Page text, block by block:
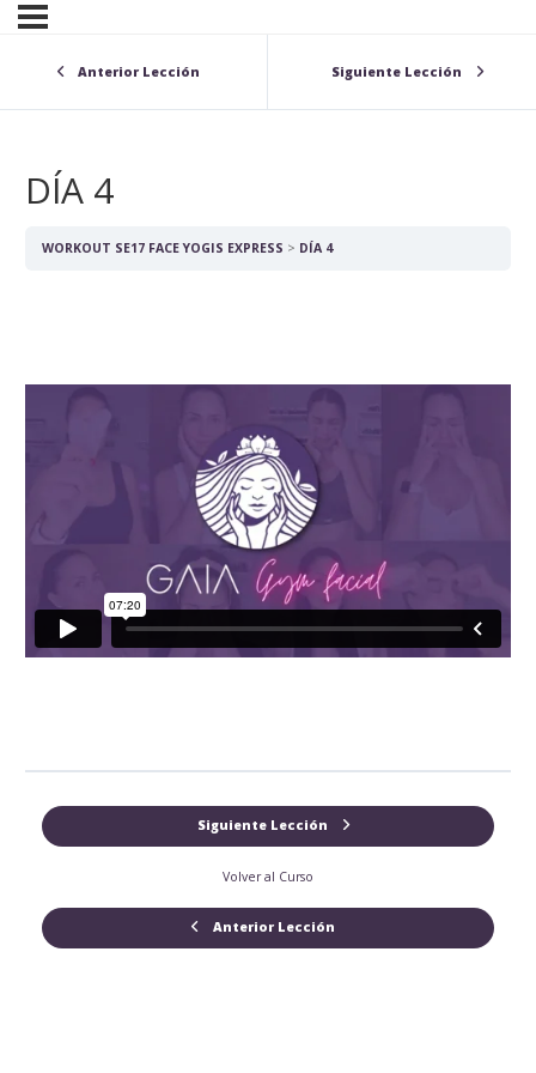
Anterior Lección Siguiente Lección
DÍA 4
WORKOUT SE17 FACE YOGIS EXPRESS DÍA 4
Anterior Lección
Volver al Curso
Siguiente Lección